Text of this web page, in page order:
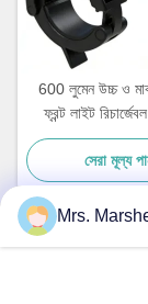
600 লুমেন উচ্চ ও
ফ্রন্ট লাইট
সাইকেল
সেরা মূল্য
Mrs.